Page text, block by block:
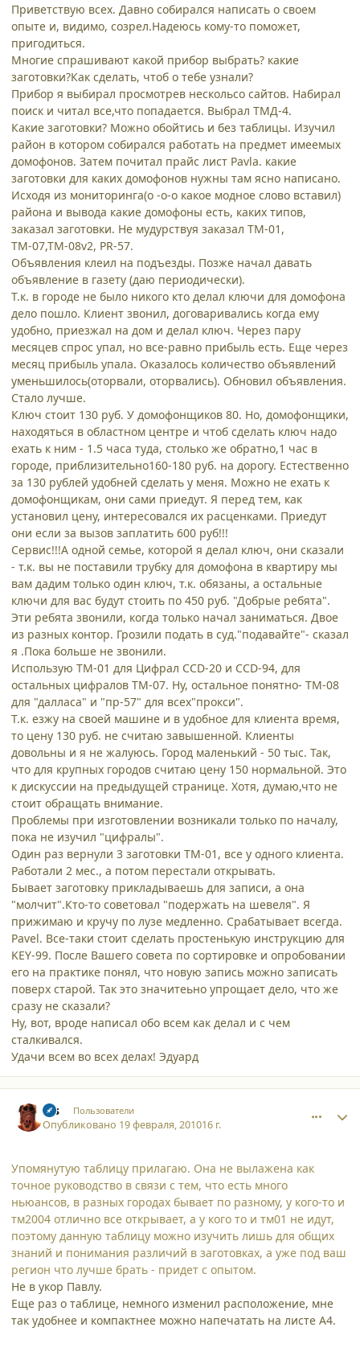
Приветствую всех. Давно собирался написать о своем
опыте и, видимо, созрел.Надеюсь кому-то поможет,
пригодиться.
Многие спрашивают какой прибор выбрать? какие
заготовки?Как сделать, чтоб о тебе узнали?
Прибор я выбирал просмотрев нескольсо сайтов. Набирал
поиск и читал все,что попадается. Выбрал ТМД-4.
Какие заготовки? Можно обойтись и без таблицы. Изучил
район в котором собирался работать на предмет имеемых
домофонов. Затем почитал прайс лист Pavla. какие
заготовки для каких домофонов нужны там ясно написано.
Исходя из мониторинга(о -о-о какое модное слово вставил)
района и вывода какие домофоны есть, каких типов,
заказал заготовки. Не мудурствуя заказал ТМ-01,
ТМ-07,ТМ-08v2, PR-57.
Объявления клеил на подъезды. Позже начал давать
объявление в газету (даю периодически).
Т.к. в городе не было никого кто делал ключи для домофона
дело пошло. Клиент звонил, договаривались когда ему
удобно, приезжал на дом и делал ключ. Через пару
месяцев спрос упал, но все-равно прибыль есть. Еще через
месяц прибыль упала. Оказалось количество объявлений
уменьшилось(оторвали, оторвались). Обновил объявления.
Стало лучше.
Ключ стоит 130 руб. У домофонщиков 80. Но, домофонщики,
находяться в областном центре и чтоб сделать ключ надо
ехать к ним - 1.5 часа туда, столько же обратно,1 час в
городе, приблизительно160-180 руб. на дорогу. Естественно
за 130 рублей удобней сделать у меня. Можно не ехать к
домофонщикам, они сами приедут. Я перед тем, как
установил цену, интересовался их расценками. Приедут
они если за вызов заплатить 600 руб!!!
Сервис!!!А одной семье, которой я делал ключ, они сказали
- т.к. вы не поставили трубку для домофона в квартиру мы
вам дадим только один ключ, т.к. обязаны, а остальные
ключи для вас будут стоить по 450 руб. "Добрые ребята".
Эти ребята звонили, когда только начал заниматься. Двое
из разных контор. Грозили подать в суд."подавайте"- сказал
я .Пока больше не звонили.
Использую ТМ-01 для Цифрал CCD-20 и CCD-94, для
остальных цифралов ТМ-07. Ну, остальное понятно- ТМ-08
для "далласа" и "пр-57" для всех"прокси".
Т.к. езжу на своей машине и в удобное для клиента время,
то цену 130 руб. не считаю завышенной. Клиенты
довольны и я не жалуюсь. Город маленький - 50 тыс. Так,
что для крупных городов считаю цену 150 нормальной. Это
к дискуссии на предыдущей странице. Хотя, думаю,что не
стоит обращать внимание.
Проблемы при изготовлении возникали только по началу,
пока не изучил "цифралы".
Один раз вернули 3 заготовки ТМ-01, все у одного клиента.
Работали 2 мес., а потом перестали открывать.
Бывает заготовку прикладываешь для записи, а она
"молчит".Кто-то советовал "подержать на шевеля". Я
прижимаю и кручу по лузе медленно. Срабатывает всегда.
Pavel. Все-таки стоит сделать простенькую инструкцию для
KEY-99. После Вашего совета по сортировке и опробовании
его на практике понял, что новую запись можно записать
поверх старой. Так это значитеьно упрощает дело, что же
сразу не сказали?
Ну, вот, вроде написал обо всем как делал и с чем
сталкивался.
Удачи всем во всех делах! Эдуард
sss Пользователи
Опубликовано 19 февраля, 201016 г.
Упомянутую таблицу прилагаю. Она не вылажена как
точное руководство в связи с тем, что есть много
ньюансов, в разных городах бывает по разному, у кого-то и
тм2004 отлично все открывает, а у кого то и тм01 не идут,
поэтому данную таблицу можно изучить лишь для общих
знаний и понимания различий в заготовках, а уже под ваш
регион что лучше брать - придет с опытом.
Не в укор Павлу.
Еще раз о таблице, немного изменил расположение, мне
так удобнее и компактнее можно напечатать на листе А4.